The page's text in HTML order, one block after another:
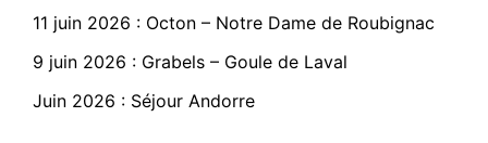
11 juin 2026 : Octon – Notre Dame de Roubignac
9 juin 2026 : Grabels – Goule de Laval
Juin 2026 : Séjour Andorre